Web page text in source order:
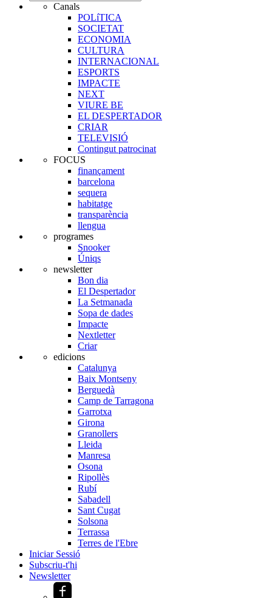
Canals
POLíTICA
SOCIETAT
ECONOMIA
CULTURA
INTERNACIONAL
ESPORTS
IMPACTE
NEXT
VIURE BE
EL DESPERTADOR
CRIAR
TELEVISIÓ
Contingut patrocinat
FOCUS
finançament
barcelona
sequera
habitatge
transparència
llengua
programes
Snooker
Úniqs
newsletter
Bon dia
El Despertador
La Setmanada
Sopa de dades
Impacte
Nextletter
Criar
edicions
Catalunya
Baix Montseny
Berguedà
Camp de Tarragona
Garrotxa
Girona
Granollers
Lleida
Manresa
Osona
Ripollès
Rubí
Sabadell
Sant Cugat
Solsona
Terrassa
Terres de l'Ebre
Iniciar Sessió
Subscriu-t'hi
Newsletter